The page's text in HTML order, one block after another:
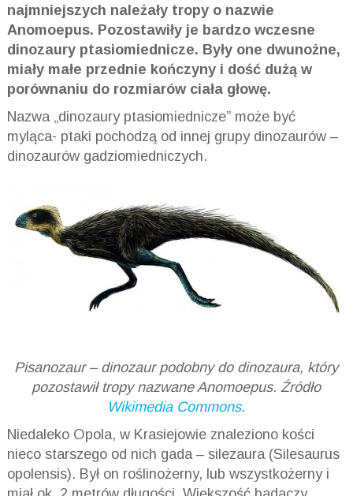
najmniejszych należały tropy o nazwie
Anomoepus. Pozostawiły je bardzo wczesne
dinozaury ptasiomiednicze. Były one dwunożne,
miały małe przednie kończyny i dość dużą w
porównaniu do rozmiarów ciała głowę.
Nazwa „dinozaury ptasiomiednicze” może być
myląca- ptaki pochodzą od innej grupy dinozaurów –
dinozaurów gadziomiedniczych.
Pisanozaur – dinozaur podobny do dinozaura, który
pozostawił tropy nazwane Anomoepus. Źródło
Wikimedia Commons.
Niedaleko Opola, w Krasiejowie znaleziono kości
nieco starszego od nich gada – silezaura (Silesaurus
opolensis). Był on roślinożerny, lub wszystkożerny i